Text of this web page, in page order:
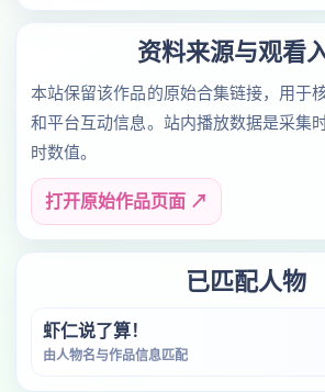
资料来源与观看
本站保留该作品的原始合集链接，用于
和平台互动信息。站内播放数据是采集
时数值。
打开原始作品页面 ↗
已匹配人物
虾仁说了算！
由人物名与作品信息匹配